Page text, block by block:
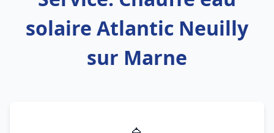
solaire Atlantic Neuilly
sur Marne